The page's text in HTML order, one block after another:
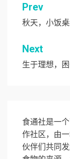
文
章
导
航
Prev
秋天，小饭
Next
生于理想，
食通社是一
作社区，由
伙伴们共同